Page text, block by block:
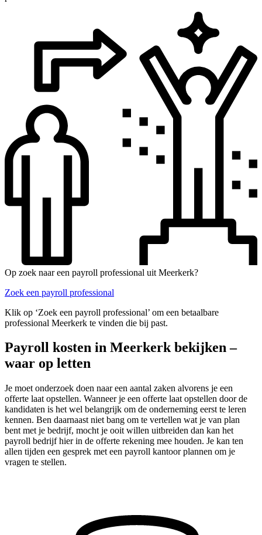
Op zoek naar een payroll professional uit Meerkerk?
Zoek een payroll professional
Klik op ‘Zoek een payroll professional’ om een betaalbare
professional Meerkerk te vinden die bij past.
Payroll kosten in Meerkerk bekijken –
waar op letten
Je moet onderzoek doen naar een aantal zaken alvorens je een
offerte laat opstellen. Wanneer je een offerte laat opstellen door de
kandidaten is het wel belangrijk om de onderneming eerst te leren
kennen. Ben daarnaast niet bang om te vertellen wat je van plan
bent met je bedrijf, mocht je ooit willen uitbreiden dan kan het
payroll bedrijf hier in de offerte rekening mee houden. Je kan ten
allen tijden een gesprek met een payroll kantoor plannen om je
vragen te stellen.